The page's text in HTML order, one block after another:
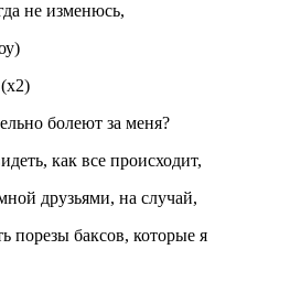
не изменюсь,
болеют за меня?
как все происходит,
друзьями, на случай,
порезы баксов, которые я